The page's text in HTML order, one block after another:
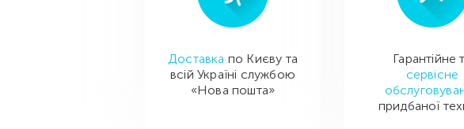
Доставка по Києву та
всій Україні службою
«Нова пошта»
Гарантійне
сервісне
придбаної